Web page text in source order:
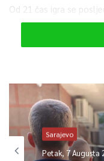
Od 21 čas igra se
Švedska i Ukrajina
Sarajevo
Petak, 7 Augusta